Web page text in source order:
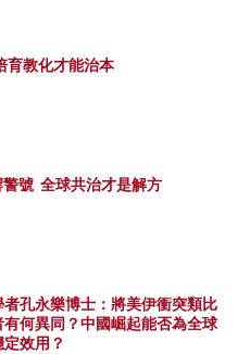
育教化才能治本
號 全球共治才是解方
者孔永樂博士：將美伊衝突類比
有何異同？中國崛起能否為全球
效用？